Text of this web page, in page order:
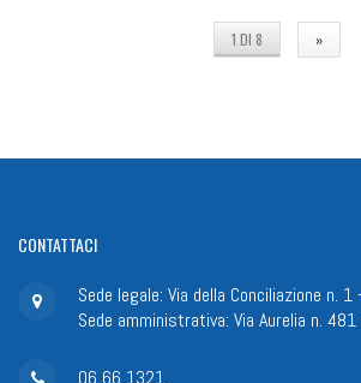
1 DI 8 »
CONTATTACI
Sede legale: Via della Conciliazione n.
Sede amministrativa: Via Aurelia n.
06 66 1321